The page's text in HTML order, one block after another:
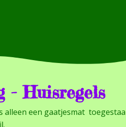
- Huisregels
alleen een gaatjesmat